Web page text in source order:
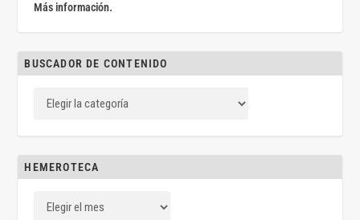
Más información.
BUSCADOR DE CONTENIDO
HEMEROTECA